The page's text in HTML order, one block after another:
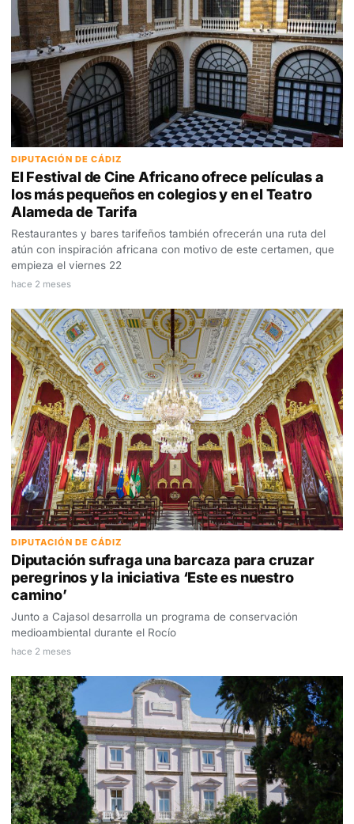
DIPUTACIÓN DE CÁDIZ
El Festival de Cine Africano ofrece películas a
los más pequeños en colegios y en el Teatro
Alameda de Tarifa
Restaurantes y bares tarifeños también ofrecerán una ruta del
atún con inspiración africana con motivo de este certamen, que
empieza el viernes 22
hace 2 meses
DIPUTACIÓN DE CÁDIZ
Diputación sufraga una barcaza para cruzar
peregrinos y la iniciativa ‘Este es nuestro
camino’
Junto a Cajasol desarrolla un programa de conservación
medioambiental durante el Rocío
hace 2 meses